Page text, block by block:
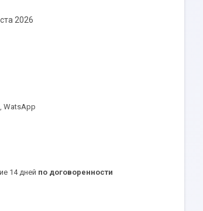
2026
WatsApp
14 дней по договоренности